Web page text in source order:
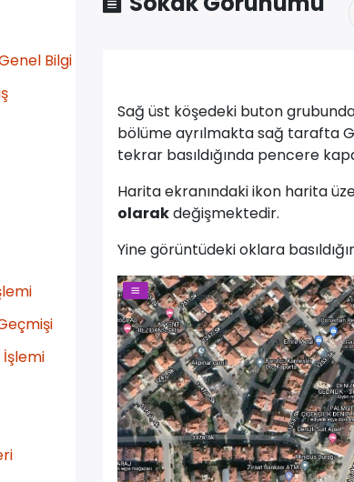
Bilgi
Sağ üst köşedeki buton
bölüme ayrılmakta sağ tarafta
tekrar basıldığında pencere
Harita ekranındaki ikon harita
olarakdeğişmektedir.
Yine görüntüdeki oklara